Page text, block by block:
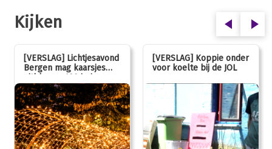
Kijken
[VERSLAG] Lichtjesavond
Bergen mag kaarsjes
uitblazen: 100 jarig
jubileum!
[VERSLAG] Koppie onder
voor koelte bij de JOL